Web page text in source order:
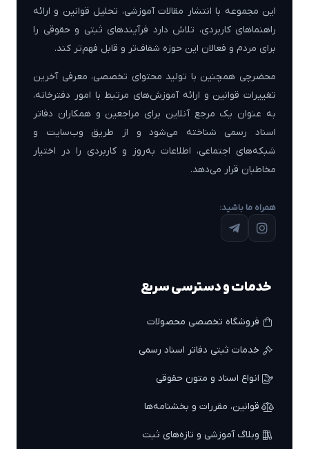
این مجموعه با انتشار مقالات آموزشی، تحلیل قوانین و ارائه
راهنماهای کاربردی، تلاش دارد فرآیندهای ثبتی و حقوقی را
برای مردم و فعالان این حوزه شفاف‌تر و قابل فهم‌تر کند.
محضرچی همچنین با تولید محتوای تخصصی، معرفی آخرین
تغییرات قوانین و ارائه آموزش‌های مرتبط با امور دفترخانه،
به عنوان یک مرجع آنلاین برای مراجعین و همکاران دفاتر
اسناد رسمی شناخته می‌شود و از طریق وب‌سایت و
شبکه‌های اجتماعی، اطلاعات به‌روز و کاربردی را در اختیار
مخاطبان قرار می‌دهد.
همراه ما باشید:
خدمات و دسترسی سریع
فروشگاه تخصصی محصولات
خدمات ثبتی دفاتر اسناد رسمی
انواع اسناد و متون حقوقی
قوانین، مقررات و بخشنامه‌ها
وبلاگ آموزشی و تازه‌های ثبت